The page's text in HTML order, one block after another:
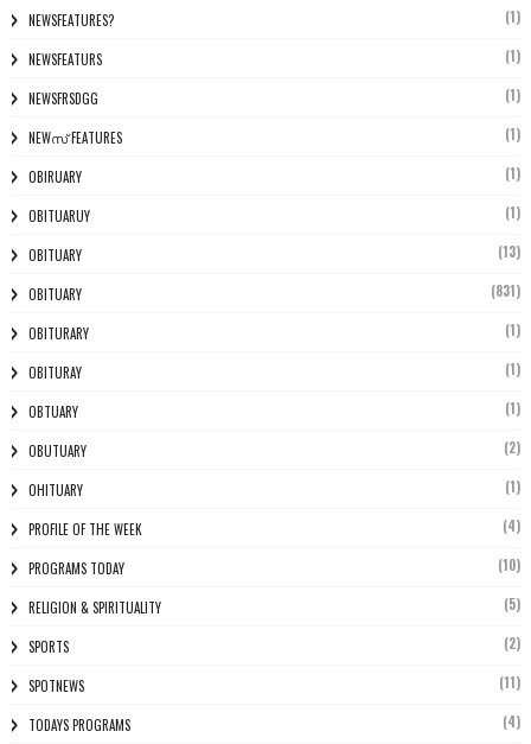
NEWSFEATURES? (1)
NEWSFEATURS (1)
NEWSFRSDGG (1)
NEWസ് FEATURES (1)
OBIRUARY (1)
OBITUARUY (1)
OBITUARY (13)
OBITUARY (831)
OBITURARY (1)
OBITURAY (1)
OBTUARY (1)
OBUTUARY (2)
OHITUARY (1)
PROFILE OF THE WEEK (4)
PROGRAMS TODAY (10)
RELIGION & SPIRITUALITY (5)
SPORTS (2)
SPOTNEWS (11)
TODAYS PROGRAMS (4)